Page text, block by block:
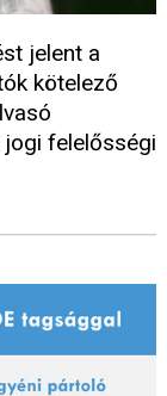
jelent a
kötelező
felelősségi